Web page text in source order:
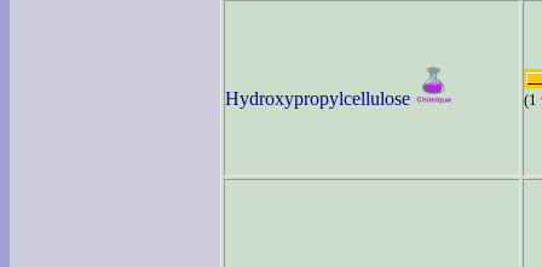
Hydroxypropylcellulose (1